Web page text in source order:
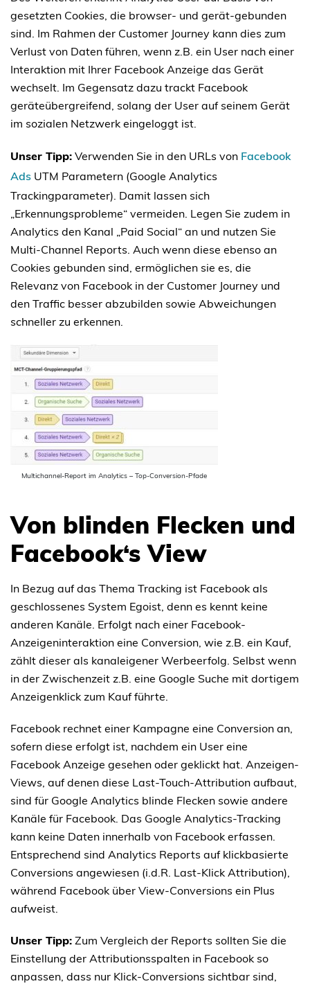
gesetzten Cookies, die browser- und gerät-gebunden
sind. Im Rahmen der Customer Journey kann dies zum
Verlust von Daten führen, wenn z.B. ein User nach einer
Interaktion mit Ihrer Facebook Anzeige das Gerät
wechselt. Im Gegensatz dazu trackt Facebook
geräteübergreifend, solang der User auf seinem Gerät
im sozialen Netzwerk eingeloggt ist.
Unser Tipp: Verwenden Sie in den URLs von Facebook
Ads UTM Parametern (Google Analytics
Trackingparameter). Damit lassen sich
„Erkennungsprobleme“ vermeiden. Legen Sie zudem in
Analytics den Kanal „Paid Social“ an und nutzen Sie
Multi-Channel Reports. Auch wenn diese ebenso an
Cookies gebunden sind, ermöglichen sie es, die
Relevanz von Facebook in der Customer Journey und
den Traffic besser abzubilden sowie Abweichungen
schneller zu erkennen.
Multichannel-Report im Analytics – Top-Conversion-Pfade
Von blinden Flecken und
Facebook‘s View
In Bezug auf das Thema Tracking ist Facebook als
geschlossenes System Egoist, denn es kennt keine
anderen Kanäle. Erfolgt nach einer Facebook-
Anzeigeninteraktion eine Conversion, wie z.B. ein Kauf,
zählt dieser als kanaleigener Werbeerfolg. Selbst wenn
in der Zwischenzeit z.B. eine Google Suche mit dortigem
Anzeigenklick zum Kauf führte.
Facebook rechnet einer Kampagne eine Conversion an,
sofern diese erfolgt ist, nachdem ein User eine
Facebook Anzeige gesehen oder geklickt hat. Anzeigen-
Views, auf denen diese Last-Touch-Attribution aufbaut,
sind für Google Analytics blinde Flecken sowie andere
Kanäle für Facebook. Das Google Analytics-Tracking
kann keine Daten innerhalb von Facebook erfassen.
Entsprechend sind Analytics Reports auf klickbasierte
Conversions angewiesen (i.d.R. Last-Klick Attribution),
während Facebook über View-Conversions ein Plus
aufweist.
Unser Tipp: Zum Vergleich der Reports sollten Sie die
Einstellung der Attributionsspalten in Facebook so
anpassen, dass nur Klick-Conversions sichtbar sind,